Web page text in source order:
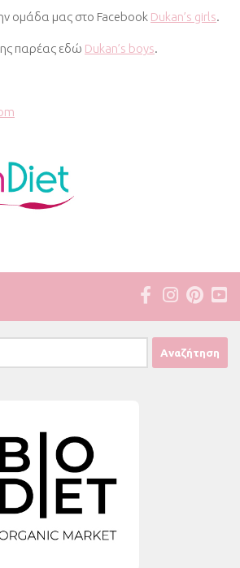
ομάδα μας στο Facebook Dukan’s girls.
παρέας εδώ Dukan’s boys.